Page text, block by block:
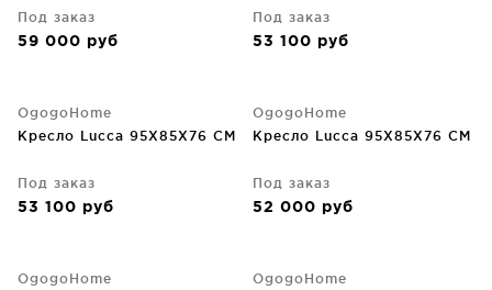
Под заказ
59 000 руб
Под заказ
53 100 руб
OgogoHome
Кресло Lucca 95X85X76 CM
Под заказ
53 100 руб
OgogoHome
Кресло Lucca 95X85X76 CM
Под заказ
52 000 руб
OgogoHome
OgogoHome